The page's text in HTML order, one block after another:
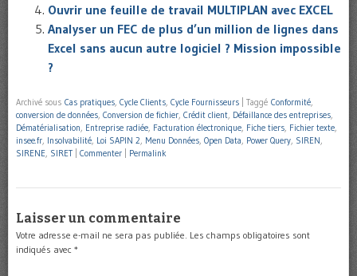
Ouvrir une feuille de travail MULTIPLAN avec EXCEL
Analyser un FEC de plus d’un million de lignes dans
Excel sans aucun autre logiciel ? Mission impossible
?
Archivé sous Cas pratiques, Cycle Clients, Cycle Fournisseurs Taggé Conformité,
conversion de données, Conversion de fichier, Crédit client, Défaillance des entreprises,
Dématérialisation, Entreprise radiée, Facturation électronique, Fiche tiers, Fichier texte,
insee.fr, Insolvabilité, Loi SAPIN 2, Menu Données, Open Data, Power Query, SIREN,
SIRENE, SIRET Commenter Permalink
Laisser un commentaire
Votre adresse e-mail ne sera pas publiée. Les champs obligatoires sont
indiqués avec *